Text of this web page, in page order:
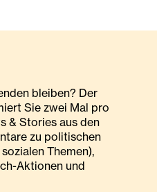
bleiben? Der
Sie zwei Mal pro
& Stories aus den
zu politischen
Themen),
Aktionen und